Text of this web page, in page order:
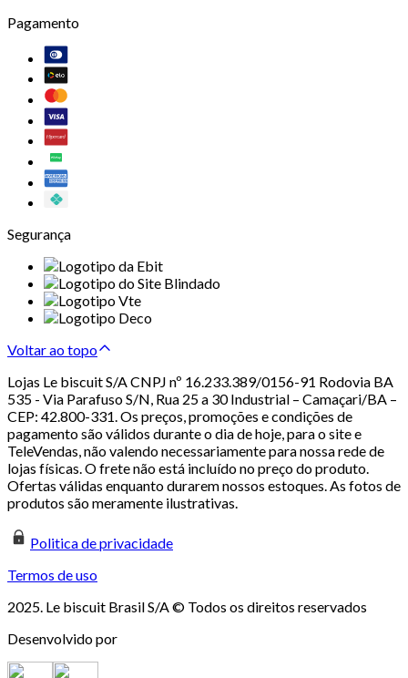
Pagamento
Segurança
Voltar ao topo
Lojas Le biscuit S/A CNPJ nº 16.233.389/0156-91 Rodovia BA
535 - Via Parafuso S/N, Rua 25 a 30 Industrial – Camaçari/BA –
CEP: 42.800-331. Os preços, promoções e condições de
pagamento são válidos durante o dia de hoje, para o site e
TeleVendas, não valendo necessariamente para nossa rede de
lojas físicas. O frete não está incluído no preço do produto.
Ofertas válidas enquanto durarem nossos estoques. As fotos de
produtos são meramente ilustrativas.
Politica de privacidade
Termos de uso
2025. Le biscuit Brasil S/A © Todos os direitos reservados
Desenvolvido por